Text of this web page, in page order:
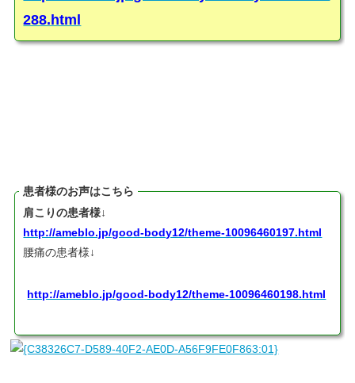
288.html
患者様のお声はこちら
肩こりの患者様↓
http://ameblo.jp/good-body12/theme-10096460197.html
腰痛の患者様↓
http://ameblo.jp/good-body12/theme-10096460198.html